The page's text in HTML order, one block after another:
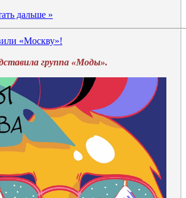
дальше »
«Москву»!
группа «Моды».